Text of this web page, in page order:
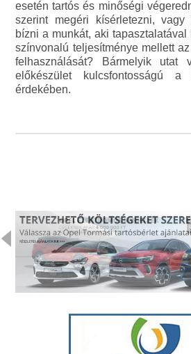
esetén tartós és minőségi
szerint megéri kísérletezni, vagy
bízni a munkát, aki
színvonalú teljesítménye mellett
felhasználását? Bármelyik utat
előkészület kulcsfontosságú
érdekében.